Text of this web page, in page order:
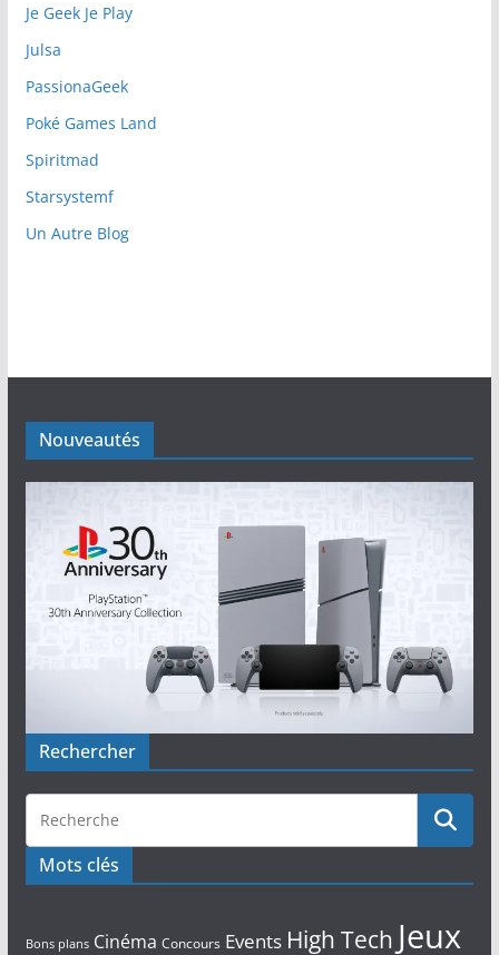
Je Geek Je Play
Julsa
PassionaGeek
Poké Games Land
Spiritmad
Starsystemf
Un Autre Blog
Nouveautés
Rechercher
Mots clés
Bons plans Cinéma Concours Events High Tech Jeux